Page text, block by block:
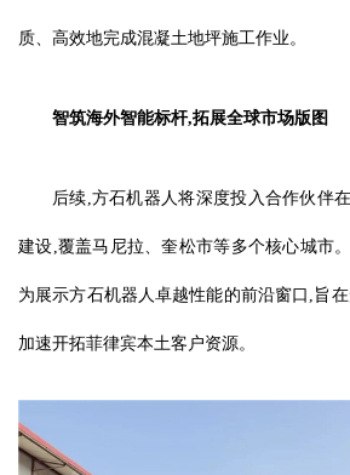
质、高效地完成混凝土地坪施工作业。
智筑海外智能标杆,拓展全球市场版图
后续,方石机器人将深度投入合作伙伴
建设,覆盖马尼拉、奎松市等多个核心城市
为展示方石机器人卓越性能的前沿窗口,旨
加速开拓菲律宾本土客户资源。